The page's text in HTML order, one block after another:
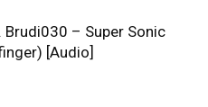
Brudi030 – Super Sonic
[Audio]